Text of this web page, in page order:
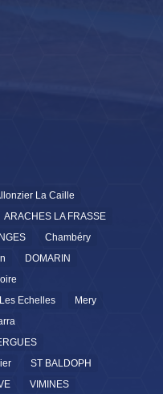
La Caille
ARACHES LA FRASSE
Chambéry
DOMARIN
Les Echelles
Mery
ST BALDOPH
VIMINES